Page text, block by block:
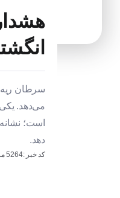
سرطان ریه
می‌دهد.
است؛
دهد.
کد خبر :5264